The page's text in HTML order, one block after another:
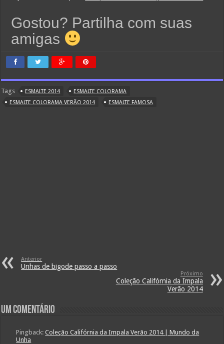
Gostou? Partilha com suas
amigas
Tags ESMALTE 2014
ESMALTE COLORAMA
ESMALTE COLORAMA VERÃO 2014
ESMALTE FAMOSA
Anterior
Unhas de bigode passo a passo
Próximo
Coleção Califórnia da Impala
Verão 2014
Um comentário
Pingback:Coleção Califórnia da Impala Verão 2014 | Mundo da
Unha